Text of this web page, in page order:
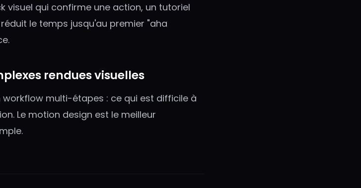
visuel qui confirme une action, un tutoriel
le temps jusqu'au premier "aha
rendues visuelles
multi-étapes : ce qui est difficile à
Le motion design est le meilleur